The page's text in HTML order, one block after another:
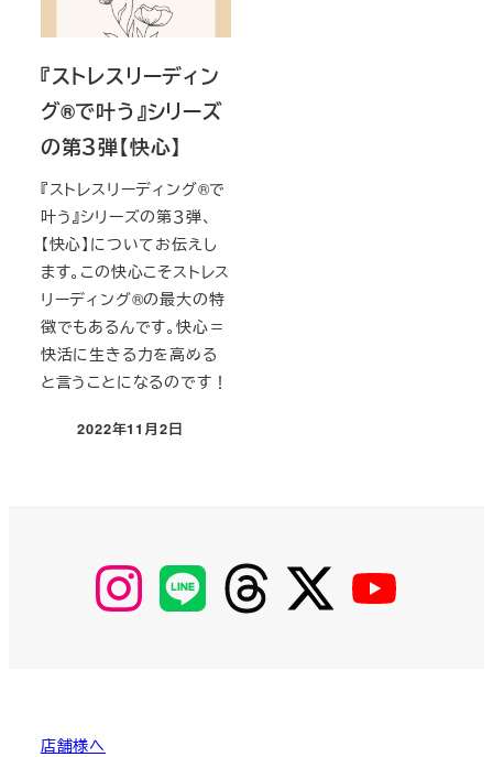
『ストレスリーディン
グ®️で叶う』シリーズ
の第３弾【快心】
『ストレスリーディング®️で
叶う』シリーズの第３弾、
【快心】についてお伝えし
ます。この快心こそストレス
リーディング®️の最大の特
徴でもあるんです。快心＝
快活に生きる力を高める
と言うことになるのです！
投稿日
2022年11月2日
【Instagram】
MyKOBAKO
【LINE】 【threads】 【Twitter】
店舗様へ